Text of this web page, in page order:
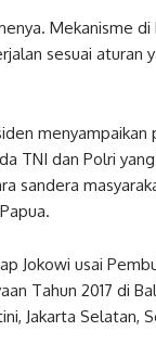
Mekanisme di
sesuai aturan
menyampaikan
TNI dan Polri
sandera
Jokowi usai
Tahun 2017 di
Jakarta Selatan,